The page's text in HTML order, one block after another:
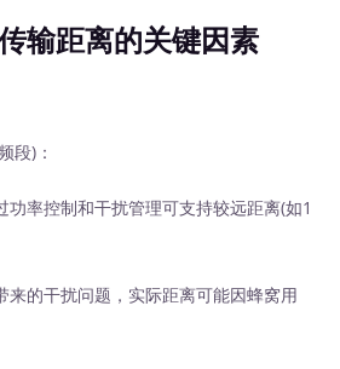
距离的关键因素
段)：
率控制和干扰管理可支持较远距离(如1
的干扰问题，实际距离可能因蜂窝用